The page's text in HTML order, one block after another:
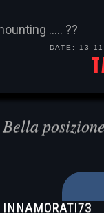
..... ??
DATE: 13-
Bella posizione
INNAMORATI73